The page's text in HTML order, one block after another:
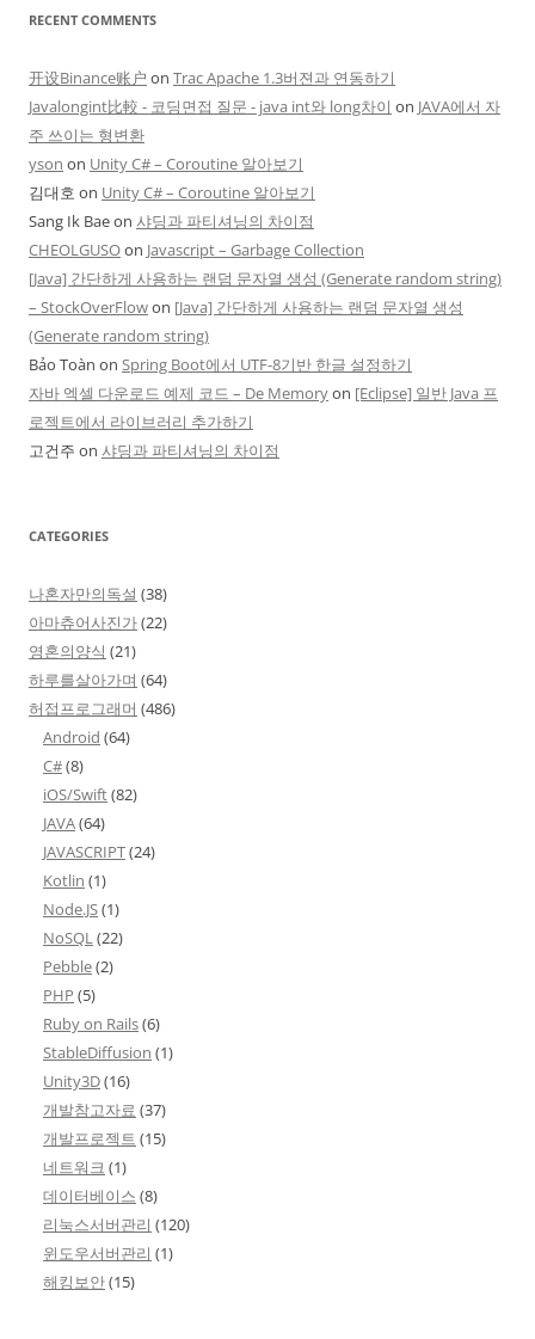
RECENT COMMENTS
开设Binance账户 on Trac Apache 1.3버젼과 연동하기
Javalongint比較 - 코딩면접 질문 - java int와 long차이 on JAVA에서 자
주 쓰이는 형변환
yson on Unity C# – Coroutine 알아보기
김대호 on Unity C# – Coroutine 알아보기
Sang Ik Baeon 샤딩과 파티셔닝의 차이점
CHEOLGUSOon Javascript – Garbage Collection
[Java] 간단하게 사용하는 랜덤 문자열 생성 (Generate random string)
– StockOverFlowon [Java] 간단하게 사용하는 랜덤 문자열 생성
(Generate random string)
Bảo Toàn on Spring Boot에서 UTF-8기반 한글 설정하기
자바 엑셀 다운로드 예제 코드 – De Memoryon [Eclipse] 일반 Java 프
로젝트에서 라이브러리 추가하기
고건주 on 샤딩과 파티셔닝의 차이점
CATEGORIES
나혼자만의독설 (38)
아마츄어사진가(22)
영혼의양식 (21)
하루를살아가며 (64)
허접프로그래머 (486)
Android (64)
C#(8)
iOS/Swift(82)
JAVA(64)
JAVASCRIPT(24)
Kotlin (1)
Node.JS(1)
NoSQL(22)
Pebble(2)
PHP (5)
Ruby on Rails(6)
StableDiffusion (1)
Unity3D(16)
개발참고자료 (37)
개발프로젝트 (15)
네트워크 (1)
데이터베이스 (8)
리눅스서버관리 (120)
윈도우서버관리 (1)
해킹보안(15)